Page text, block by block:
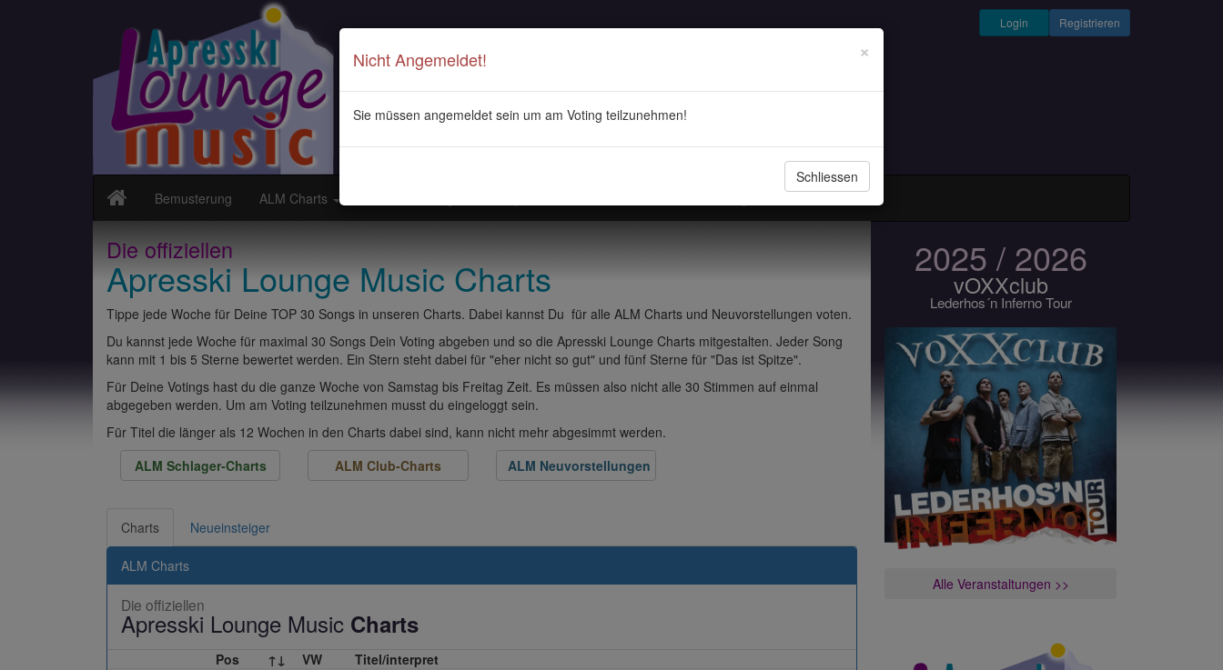
Registrieren
Login
Bemusterung ALM Charts
Die offiziellen
Apresski Lounge Music Charts
Tippe jede Woche für Deine TOP 30 Songs in unseren Charts. Dabei kannst Du für alle ALM Charts und Neuvorstellungen voten.
Du kannst jede Woche für maximal 30 Songs Dein Voting abgeben und so die Apresski Lounge Charts mitgestalten. Jeder Song
kann mit 1 bis 5 Sterne bewertet werden. Ein Stern steht dabei für "eher nicht so gut" und fünf Sterne für "Das ist Spitze".
Für Deine Votings hast du die ganze Woche von Samstag bis Freitag Zeit. Es müssen also nicht alle 30 Stimmen auf einmal
abgegeben werden. Um am Voting teilzunehmen musst du eingeloggt sein.
Für Titel die länger als 12 Wochen in den Charts dabei sind, kann nicht mehr abgesimmt werden.
ALM Schlager-Charts
ALM Club-Charts ALM Neuvorstellungen
×
Nicht Angemeldet!
Sie müssen angemeldet sein um am Voting teilzunehmen!
Schliessen
Charts Neueinsteiger
ALM Charts
Die offiziellen
Apresski Lounge Music Charts
Pos ↑↓ VW Titel/interpret
2025 / 2026
vOXXclub
Lederhos´n Inferno Tour
Alle Veranstaltungen >>